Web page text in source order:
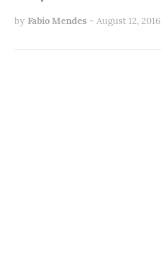
by Fabio Mendes - August 12, 2016